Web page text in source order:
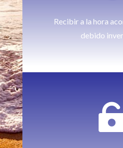
Recibir a la hora
debido